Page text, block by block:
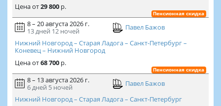
Ценаот29 800р.
Пенсионная скидка
8 – 20 августа 2026 г.
13 дней 12 ночей
Павел Бажов
Нижний Новгород – Старая Ладога – Санкт-Петербург –
Коневец – Нижний Новгород
Ценаот68 700р.
Пенсионная скидка
8 – 13 августа 2026 г.
6 дней 5 ночей
Павел Бажов
Нижний Новгород – Старая Ладога – Санкт-Петербург